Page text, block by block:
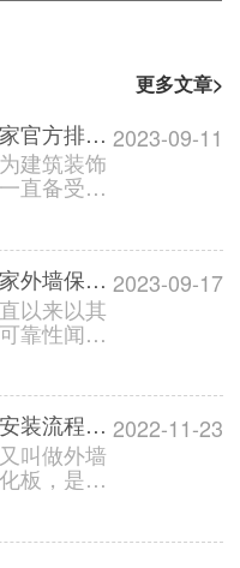
更多文章>
一体板生产厂家官方排名【最新数据】 2023-09-11
建筑装饰
直备受消
的追捧，
不断扩
......
保温一体板厂家外墙保温一体板【立邦品牌】 2023-09-17
以来以其
靠性闻名
外墙保温
产品一直
外墙一体板的安装流程【工艺教程】 2022-11-23
叫做外墙
板，是集
体的复合
用就是保